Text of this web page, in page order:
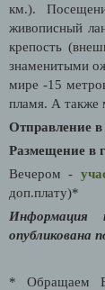
км.).
живописный
крепость
знаменитыми
мире -15
пламя. А также
Отправление
Размещение в
Вечером -
доп.плату)*
опубликована
* Обращаем